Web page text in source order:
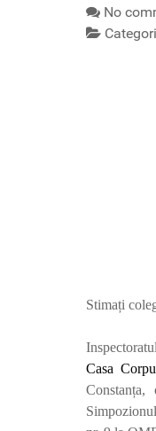
No
Stimați
Casa
Constanța,